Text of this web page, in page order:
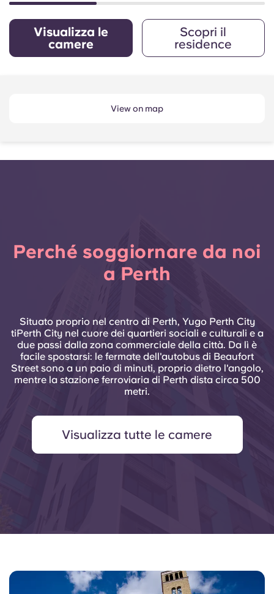
Visualizza le
camere
Scopri il
residence
View on map
Perché soggiornare da noi
a Perth
Situato proprio nel centro di Perth, Yugo Perth City
tiPerth City nel cuore dei quartieri sociali e culturali e a
due passi dalla zona commerciale della città. Da lì è
facile spostarsi: le fermate dell'autobus di Beaufort
Street sono a un paio di minuti, proprio dietro l'angolo,
mentre la stazione ferroviaria di Perth dista circa 500
metri.
Visualizza tutte le camere